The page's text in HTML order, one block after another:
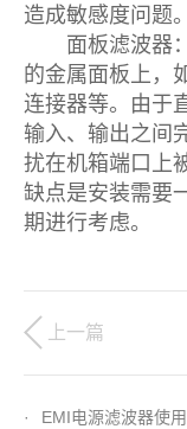
造成敏感度问题
面板滤波器：
的金属面板上，
连接器等。由于
输入、输出之间
扰在机箱端口上
缺点是安装需要
期进行考虑。
上一篇
·
EMI电源滤波器使